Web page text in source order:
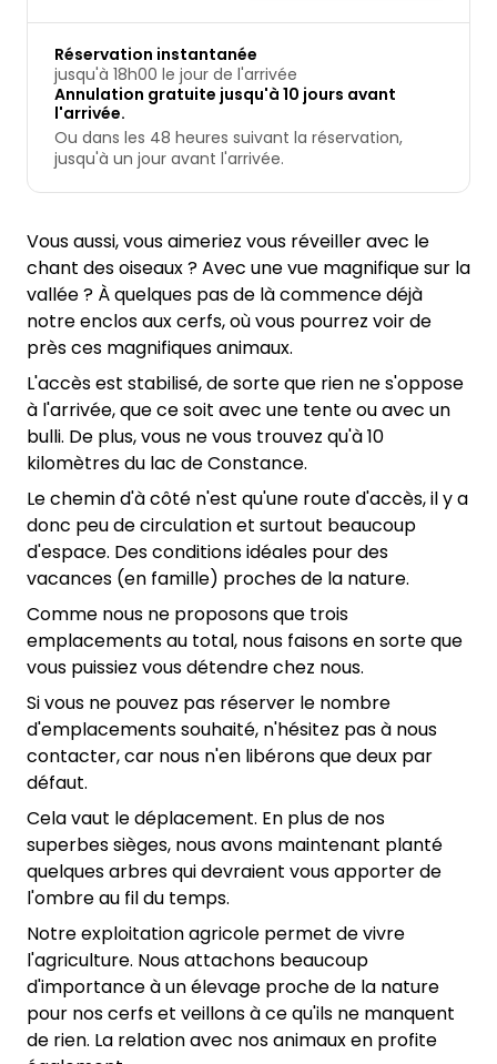
Réservation instantanée
jusqu'à 18h00 le jour de l'arrivée
Annulation gratuite jusqu'à 10 jours avant
l'arrivée.
Ou dans les 48 heures suivant la réservation,
jusqu'à un jour avant l'arrivée.
Vous aussi, vous aimeriez vous réveiller avec le
chant des oiseaux ? Avec une vue magnifique sur la
vallée ? À quelques pas de là commence déjà
notre enclos aux cerfs, où vous pourrez voir de
près ces magnifiques animaux.
L'accès est stabilisé, de sorte que rien ne s'oppose
à l'arrivée, que ce soit avec une tente ou avec un
bulli. De plus, vous ne vous trouvez qu'à 10
kilomètres du lac de Constance.
Le chemin d'à côté n'est qu'une route d'accès, il y a
donc peu de circulation et surtout beaucoup
d'espace. Des conditions idéales pour des
vacances (en famille) proches de la nature.
Comme nous ne proposons que trois
emplacements au total, nous faisons en sorte que
vous puissiez vous détendre chez nous.
Si vous ne pouvez pas réserver le nombre
d'emplacements souhaité, n'hésitez pas à nous
contacter, car nous n'en libérons que deux par
défaut.
Cela vaut le déplacement. En plus de nos
superbes sièges, nous avons maintenant planté
quelques arbres qui devraient vous apporter de
l'ombre au fil du temps.
Notre exploitation agricole permet de vivre
l'agriculture. Nous attachons beaucoup
d'importance à un élevage proche de la nature
pour nos cerfs et veillons à ce qu'ils ne manquent
de rien. La relation avec nos animaux en profite